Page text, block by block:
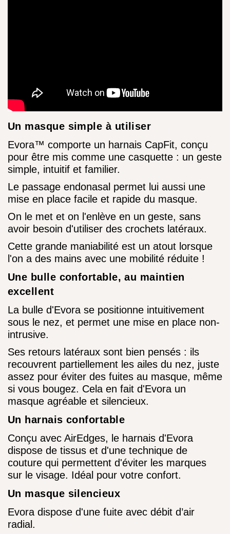
Un masque simple à utiliser
Evora™ comporte un harnais CapFit, conçu
pour être mis comme une casquette : un geste
simple, intuitif et familier.
Le passage endonasal permet lui aussi une
mise en place facile et rapide du masque.
On le met et on l'enlève en un geste, sans
avoir besoin d'utiliser des crochets latéraux.
Cette grande maniabilité est un atout lorsque
l'on a des mains avec une mobilité réduite !
Une bulle confortable, au maintien
excellent
La bulle d'Evora se positionne intuitivement
sous le nez, et permet une mise en place non-
intrusive.
Ses retours latéraux sont bien pensés : ils
recouvrent partiellement les ailes du nez, juste
assez pour éviter des fuites au masque, même
si vous bougez. Cela en fait d'Evora un
masque agréable et silencieux.
Un harnais confortable
Conçu avec AirEdges, le harnais d'Evora
dispose de tissus et d'une technique de
couture qui permettent d'éviter les marques
sur le visage. Idéal pour votre confort.
Un masque silencieux
Evora dispose d'une fuite avec débit d’air
radial.